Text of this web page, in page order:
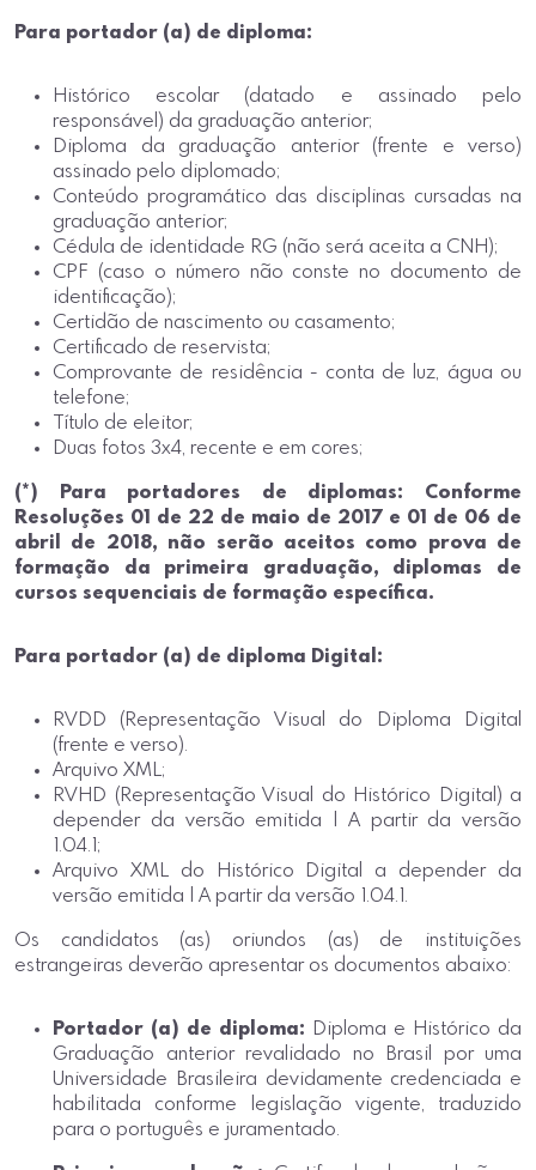
Para portador (a) de diploma:
Histórico escolar (datado e assinado pelo
responsável) da graduação anterior;
Diploma da graduação anterior (frente e verso)
assinado pelo diplomado;
Conteúdo programático das disciplinas cursadas na
graduação anterior;
Cédula de identidade RG (não será aceita a CNH);
CPF (caso o número não conste no documento de
identificação);
Certidão de nascimento ou casamento;
Certificado de reservista;
Comprovante de residência - conta de luz, água ou
telefone;
Título de eleitor;
Duas fotos 3x4, recente e em cores;
(*) Para portadores de diplomas: Conforme
Resoluções 01 de 22 de maio de 2017 e 01 de 06 de
abril de 2018, não serão aceitos como prova de
formação da primeira graduação, diplomas de
cursos sequenciais de formação específica.
Para portador (a) de diploma Digital:
RVDD (Representação Visual do Diploma Digital
(frente e verso).
Arquivo XML;
RVHD (Representação Visual do Histórico Digital) a
depender da versão emitida | A partir da versão
1.04.1;
Arquivo XML do Histórico Digital a depender da
versão emitida | A partir da versão 1.04.1.
Os candidatos (as) oriundos (as) de instituições
estrangeiras deverão apresentar os documentos abaixo:
Portador (a) de diploma: Diploma e Histórico da
Graduação anterior revalidado no Brasil por uma
Universidade Brasileira devidamente credenciada e
habilitada conforme legislação vigente, traduzido
para o português e juramentado.